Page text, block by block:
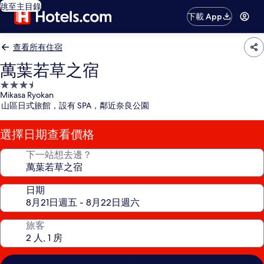
跳至主目錄
下載 App
查看所有住宿
萬葉若草之宿
3.5
星
級
住
宿
Mikasa Ryokan
山區日式旅館，設有 SPA，鄰近奈良公園
選擇日期查看價格
下一站想去邊？
日期
旅客